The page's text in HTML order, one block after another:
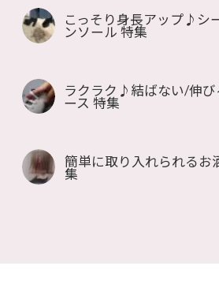
こっそり身長アップ♪シ
ンソール 特集
ラクラク♪結ばない/伸び
ース 特集
簡単に取り入れられるお
集